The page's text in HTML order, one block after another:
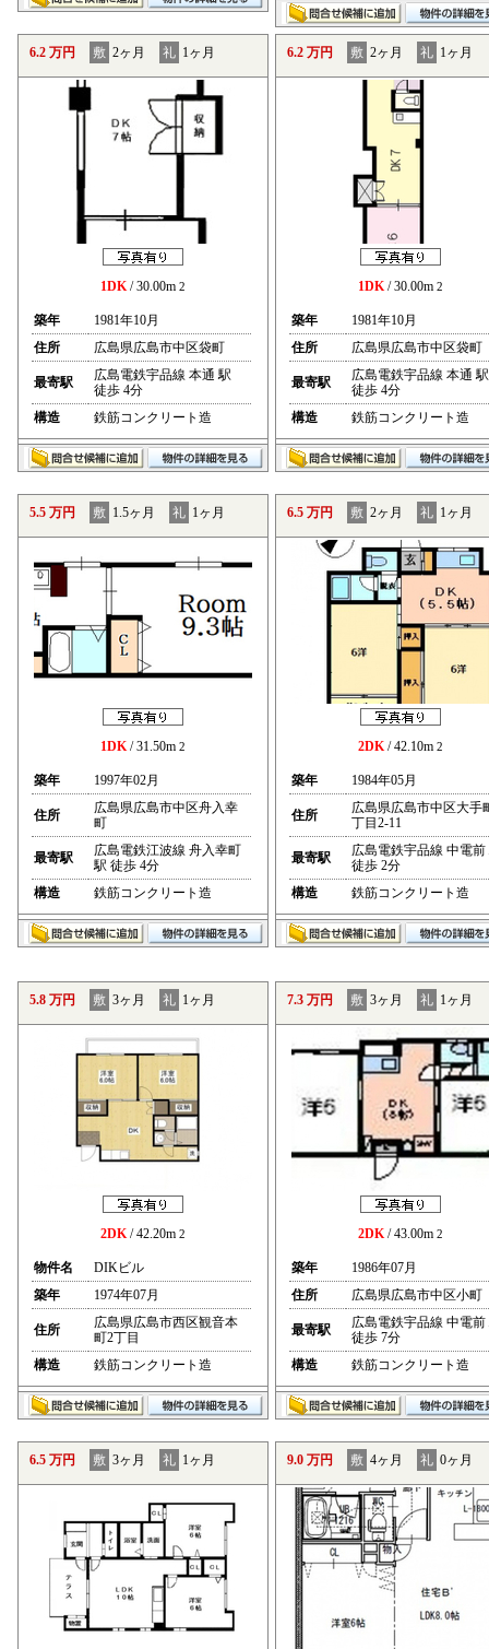
6.2 万円 敷 2ヶ月 礼 1ヶ月
1DK/ 30.00m 2
築年
1981年10月
住所
広島県広島市中区袋町
最寄駅
広島電鉄宇品線 本通 駅
徒歩 4分
構造
鉄筋コンクリート造
6.2 万円 敷 2ヶ月 礼 1ヶ月
1DK/ 30.00m 2
築年
1981年10月
住所
広島県広島市中区袋町
最寄駅
広島電鉄宇品線 本通 駅
徒歩 4分
構造
鉄筋コンクリート造
5.5 万円 敷 1.5ヶ月 礼 1ヶ月
1DK/ 31.50m 2
築年 1997年02月
住所
広島県広島市中区舟入幸
町
最寄駅
広島電鉄江波線 舟入幸町
駅 徒歩 4分
構造
鉄筋コンクリート造
6.5 万円 敷 2ヶ月 礼 1ヶ月
2DK/ 42.10m 2
築年 1984年05月
住所
広島県広島市中区大手
丁目2-11
最寄駅
広島電鉄宇品線 中電前
徒歩 2分
構造
鉄筋コンクリート造
5.8 万円 敷 3ヶ月 礼 1ヶ月
2DK/ 42.20m 2
物件名
DIKビル
築年
1974年07月
住所
広島県広島市西区観音本
町2丁目
構造
鉄筋コンクリート造
7.3 万円 敷 3ヶ月 礼 1ヶ月
2DK/ 43.00m 2
築年
1986年07月
住所
広島県広島市中区小町
最寄駅
広島電鉄宇品線 中電前
徒歩 7分
構造
鉄筋コンクリート造
6.5 万円 敷 3ヶ月 礼 1ヶ月 9.0 万円 敷 4ヶ月 礼 0ヶ月